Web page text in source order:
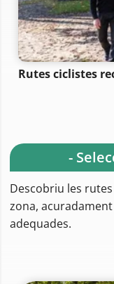
Rutes ciclistes
-
Descobriu les
zona,
adequades.